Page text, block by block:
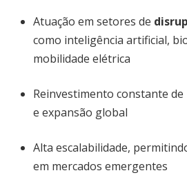
Atuação em setores de
como inteligência artificial,
mobilidade elétrica
Reinvestimento constante
e expansão global
Alta escalabilidade,
em mercados emergentes